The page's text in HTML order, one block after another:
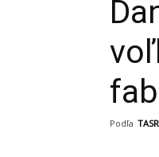
Podľa TASR